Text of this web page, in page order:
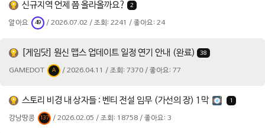
신규지역 언제 쯤 올라올까요? 2
알아요 49 / 2026.07.02 / 조회: 2241 / 좋아요: 24
[게임닷] 원신 맵스 업데이트 일정 연기 안내 (완료) 38
GAMEDOT A / 2026.04.11 / 조회: 7370 / 좋아요: 77
스토리 비경 내 상자들 : 벤티 전설 임무 (가선의 장) 1막 1
강낭땅콩 137 / 2026.02.05 / 조회: 18758 / 좋아요: 3